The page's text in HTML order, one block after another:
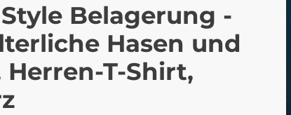
Belagerung -
Hasen und
Herren-T-Shirt,